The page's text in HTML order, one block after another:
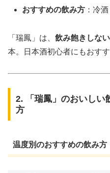
おすすめの飲み方 ：冷
「瑞鳳」は、 飲み飽きしな
本。日本酒初心者にもおす
2. 「瑞鳳」のおいしい
方
温度別のおすすめの飲み方